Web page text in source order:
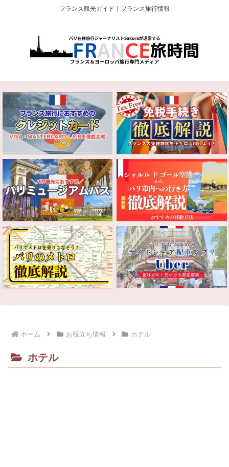
フランス観光ガイド｜フランス旅行情報
ホーム お役立ち情報 ホテル
ホテル